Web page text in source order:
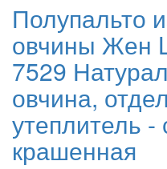
Полупальто
овчины Жен
7529
овчина,
утеплитель -
крашенная